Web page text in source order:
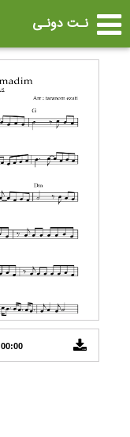
نـت دونـی
Audio
Player
00:00